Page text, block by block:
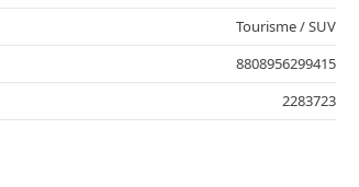
Tourisme / SUV
8808956299415
2283723